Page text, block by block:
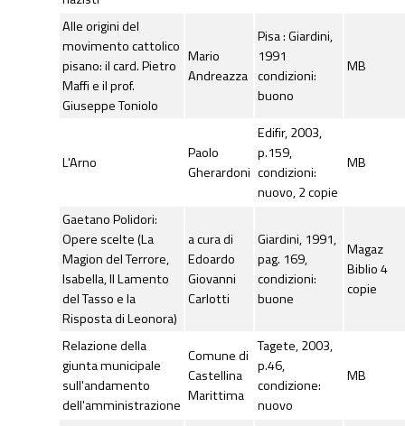
Alle origini del
movimento cattolico
pisano: il card. Pietro
Maffi e il prof.
Giuseppe Toniolo
Mario
Andreazza
Pisa : Giardini,
1991
condizioni:
buono
MB
L'Arno
Paolo
Gherardoni
Edifir, 2003,
p.159,
condizioni:
nuovo, 2 copie
MB
Gaetano Polidori:
Opere scelte (La
Magion del Terrore,
Isabella, Il Lamento
del Tasso e la
Risposta di Leonora)
a cura di
Edoardo
Giovanni
Carlotti
Giardini, 1991,
pag. 169,
condizioni:
buone
Magaz
Biblio 4
copie
Relazione della
giunta municipale
sull'andamento
dell'amministrazione
Comune di
Castellina
Marittima
Tagete, 2003,
p.46,
condizione:
nuovo
MB